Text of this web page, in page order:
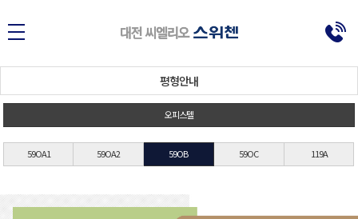
대반전 라이프
평형안내
오피스텔
59OA1 59OA2 59OB 59OC 119A